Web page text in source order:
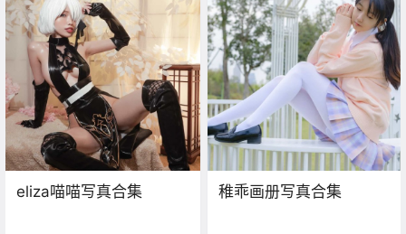
eliza喵喵写真合集 稚乖画册写真合集